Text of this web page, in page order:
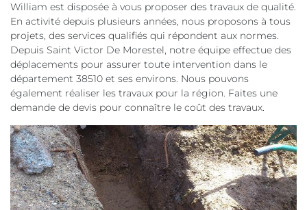
William est disposée à vous proposer des travaux de qualité.
En activité depuis plusieurs années, nous proposons à tous
projets, des services qualifiés qui répondent aux normes.
Depuis Saint Victor De Morestel, notre équipe effectue des
déplacements pour assurer toute intervention dans le
département 38510 et ses environs. Nous pouvons
également réaliser les travaux pour la région. Faites une
demande de devis pour connaître le coût des travaux.